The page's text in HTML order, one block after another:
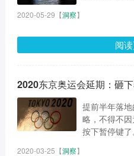
2020-05-29 【洞察】
阅
2020东京奥运会延期：砸
提前半年落
略，不得不
按下暂停键
2020-03-25 【洞察】